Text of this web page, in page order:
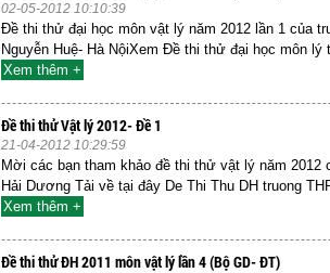
02-05-2012 10:10:39
Đề thi thử đại học môn vật lý năm 2012 lần 1 của
Nguyễn Huệ- Hà NộiXem Đề thi thử đại học môn lý
Xem thêm +
Đề thi thử Vật lý 2012- Đề 1
21-04-2012 10:29:59
Mời các bạn tham khảo đề thi thử vật lý năm
Hải Dương Tải về tại đây De Thi Thu DH truong
Xem thêm +
Đề thi thử ĐH 2011 môn vật lý lần 4 (Bộ GD- ĐT)